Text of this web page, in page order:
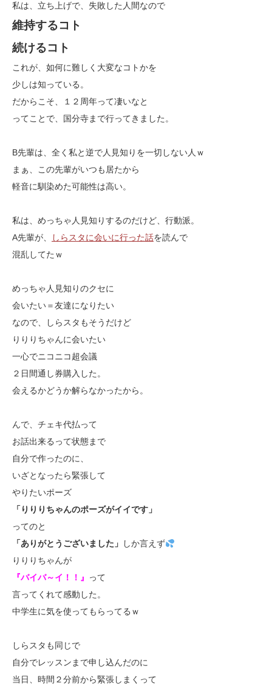
私は、立ち上げで、失敗した人間なので
維持するコト
続けるコト
これが、如何に難しく大変なコトかを
少しは知っている。
だからこそ、１２周年って凄いなと
ってことで、国分寺まで行ってきました。
B先輩は、全く私と逆で人見知りを一切しない人ｗ
まぁ、この先輩がいつも居たから
軽音に馴染めた可能性は高い。
私は、めっちゃ人見知りするのだけど、行動派。
A先輩が、
しらスタに会いに行った話を読んで
混乱してたｗ
めっちゃ人見知りのクセに
会いたい＝友達になりたい
なので、しらスタもそうだけど
りりりちゃんに会いたい
一心でニコニコ超会議
２日間通し券購入した。
会えるかどうか解らなかったから。
んで、チェキ代払って
お話出来るって状態まで
自分で作ったのに、
いざとなったら緊張して
やりたいポーズ
「りりりちゃんのポーズがイイです」
ってのと
「ありがとうございました」
しか言えず
りりりちゃんが
『バイバ～イ！！』
って
言ってくれて感動した。
中学生に気を使ってもらってるｗ
しらスタも同じで
自分でレッスンまで申し込んだのに
当日、時間２分前から緊張しまくって